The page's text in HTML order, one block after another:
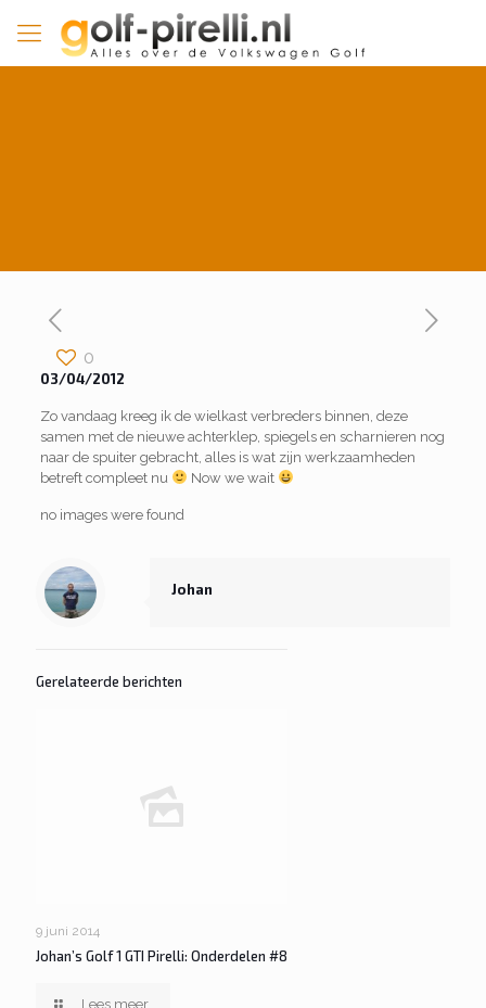
0
03/04/2012
Zo vandaag kreeg ik de wielkast verbreders binnen, deze
samen met de nieuwe achterklep, spiegels en scharnieren nog
naar de spuiter gebracht, alles is wat zijn werkzaamheden
betreft compleet nu
Now we wait
no images were found
Johan
Gerelateerde berichten
9 juni 2014
Johan’s Golf 1 GTI Pirelli: Onderdelen #8
Lees meer